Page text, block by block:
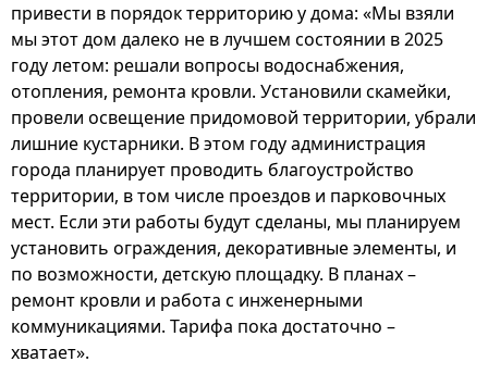
привести в порядок территорию у дома: «Мы взяли
мы этот дом далеко не в лучшем состоянии в 2025
году летом: решали вопросы водоснабжения,
отопления, ремонта кровли. Установили скамейки,
провели освещение придомовой территории, убрали
лишние кустарники. В этом году администрация
города планирует проводить благоустройство
территории, в том числе проездов и парковочных
мест. Если эти работы будут сделаны, мы планируем
установить ограждения, декоративные элементы, и
по возможности, детскую площадку. В планах –
ремонт кровли и работа с инженерными
коммуникациями. Тарифа пока достаточно –
хватает».